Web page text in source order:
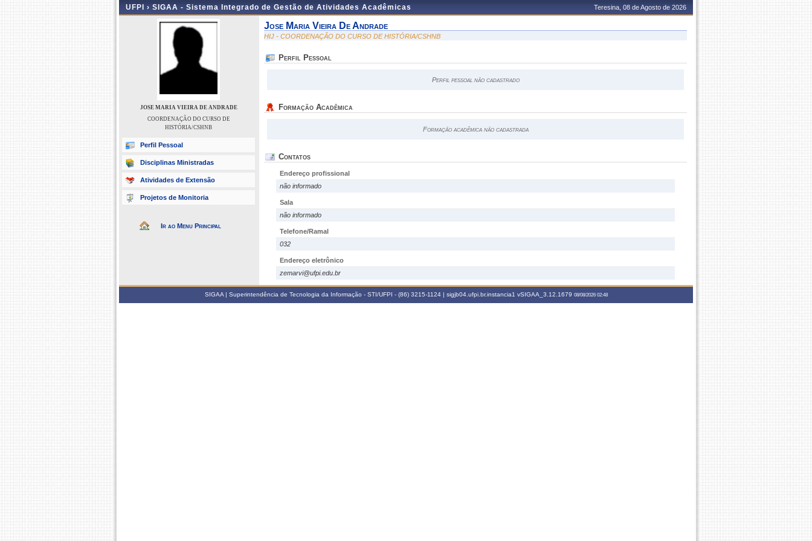
UFPI › SIGAA - Sistema Integrado de Gestão de Atividades Acadêmicas Teresina, 08 de Agosto de 2026
JOSE MARIA VIEIRA DE ANDRADE
COORDENAÇÃO DO CURSO DE
HISTÓRIA/CSHNB
Perfil Pessoal
Disciplinas Ministradas
Atividades de Extensão
Projetos de Monitoria
Ir ao Menu Principal
Jose Maria Vieira De Andrade
HIJ - COORDENAÇÃO DO CURSO DE HISTÓRIA/CSHNB
Perfil Pessoal
Perfil pessoal não cadastrado
Formação Acadêmica
Formação acadêmica não cadastrada
Contatos
Endereço profissional
não informado
Sala
não informado
Telefone/Ramal
032
Endereço eletrônico
zemarvi@ufpi.edu.br
SIGAA | Superintendência de Tecnologia da Informação - STI/UFPI - (86) 3215-1124 | sigjb04.ufpi.br.instancia1 vSIGAA_3.12.1679 08/08/2026 02:48